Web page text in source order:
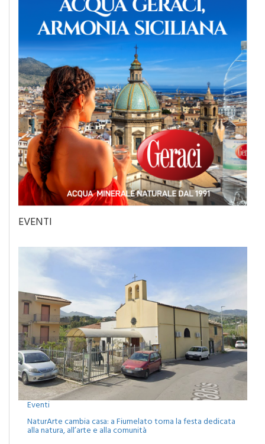
EVENTI
Eventi
NaturArte cambia casa: a Fiumelato torna la festa dedicata
alla natura, all’arte e alla comunità